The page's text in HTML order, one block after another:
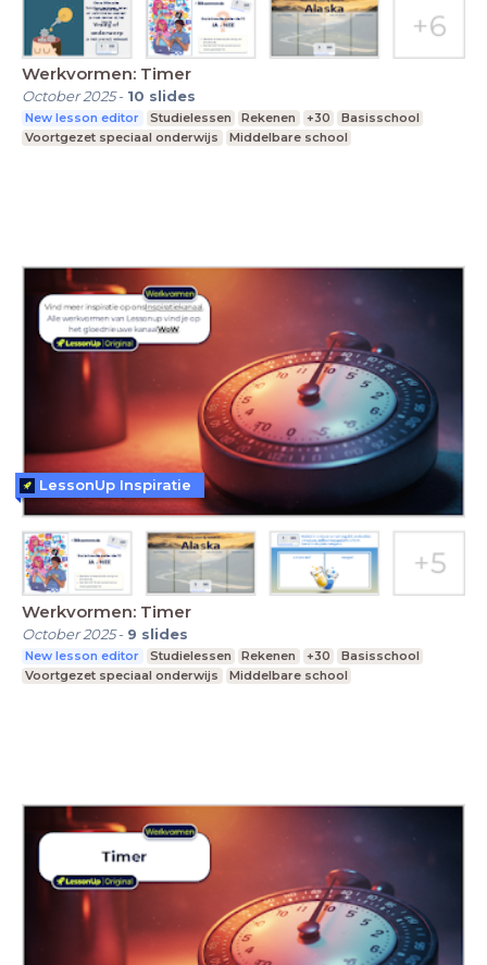
Werkvormen: Timer
October 2025- 10 slides
New lesson editor Studielessen Rekenen +30
Basisschool
Voortgezet speciaal onderwijs
Middelbare school
Werkvormen: Timer
October 2025- 9 slides
New lesson editor Studielessen Rekenen +30
Basisschool
Voortgezet speciaal onderwijs
Middelbare school
LessonUp Inspiratie